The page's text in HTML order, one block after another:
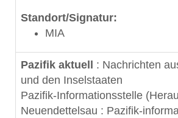
Standort/Signatur:
MIA
Pazifik aktuell
: Nachrichten
und den Inselstaaten
Pazifik-Informationsstelle
Neuendettelsau : Pazifik-